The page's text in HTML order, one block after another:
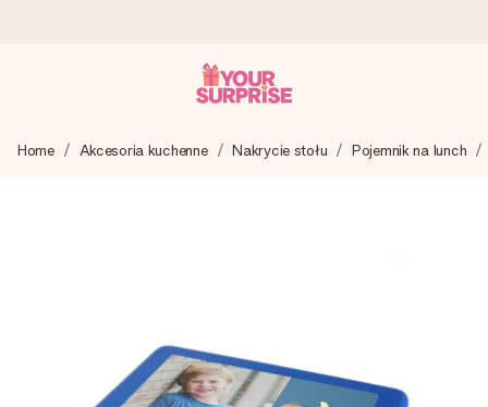
Tworzymy Twój prezent z troską i wysyłamy go w mgnieniu
Google Reviews.
Home Akcesoria kuchenne Nakrycie stołu Pojemnik na lunch